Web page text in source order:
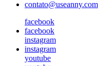
contato@useanny.com
facebook
facebook
instagram
instagram
youtube